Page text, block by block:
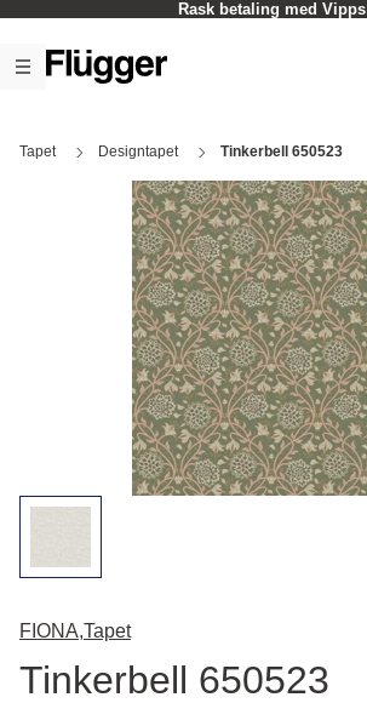
Rask betaling med Vipps
Tapet Designtapet Tinkerbell 650523
FIONA,Tapet
Tinkerbell 650523